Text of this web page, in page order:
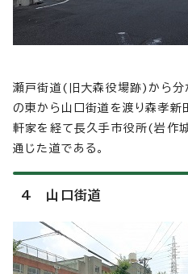
瀬戸街道(旧大森役場跡)から分
の東から山口街道を渡り森孝新
軒家を経て長久手市役所(岩作
通じた道である。
4 山口街道